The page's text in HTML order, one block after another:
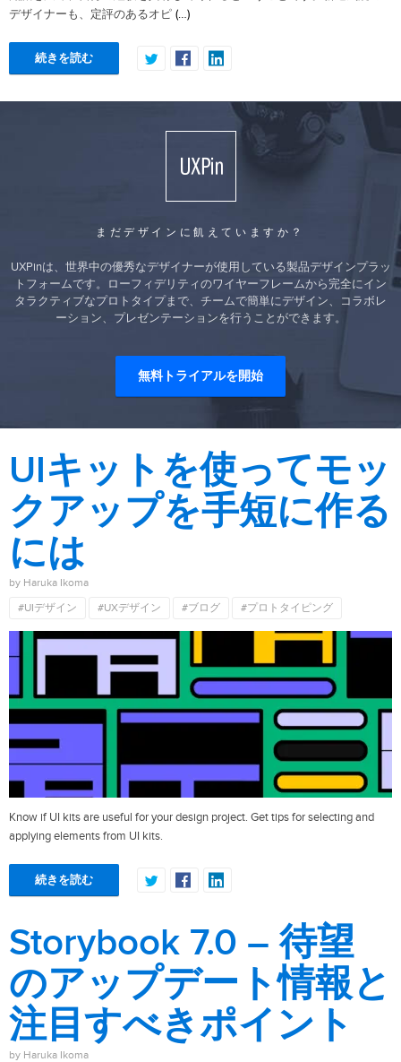
デザイナーも、定評のあるオピ (…)
続きを読む
まだデザインに飢えていますか？
UXPinは、世界中の優秀なデザイナーが使用している製品デザインプラッ
トフォームです。ローフィデリティのワイヤーフレームから完全にイン
タラクティブなプロトタイプまで、チームで簡単にデザイン、コラボレ
ーション、プレゼンテーションを行うことができます。
無料トライアルを開始
UIキットを使ってモッ
クアップを手短に作る
には
by Haruka Ikoma
#UIデザイン
#UXデザイン #ブログ #プロトタイピング
Know if UI kits are useful for your design project. Get tips for selecting and
applying elements from UI kits.
続きを読む
Storybook 7.0 – 待望
のアップデート情報と
注目すべきポイント
by Haruka Ikoma